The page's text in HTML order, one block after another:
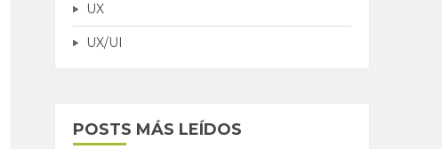
UX
UX/UI
POSTS MÁS LEÍDOS